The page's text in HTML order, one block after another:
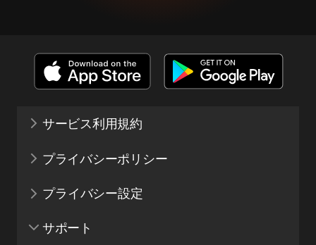
サービス利用規約
プライバシーポリシー
プライバシー設定
サポート